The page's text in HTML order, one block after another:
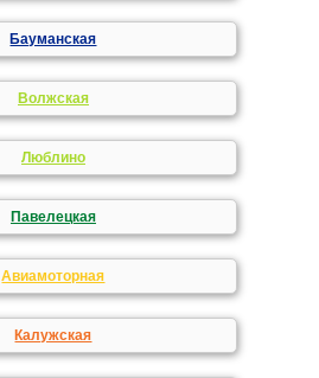
Бауманская
Волжская
Люблино
Павелецкая
Авиамоторная
Калужская